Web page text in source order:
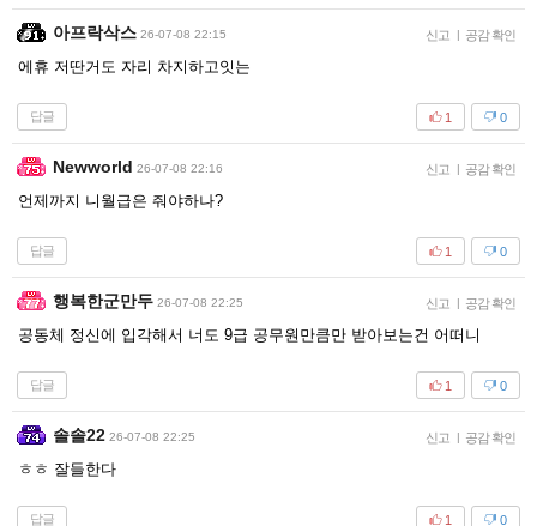
아프락삭스 26-07-08 22:15 신고 | 공감 확인
에휴 저딴거도 자리 차지하고잇는
답글 0
1
Newworld 26-07-08 22:16 신고 | 공감 확인
언제까지 니월급은 줘야하나?
답글 0
1
행복한군만두 26-07-08 22:25 신고 | 공감 확인
공동체 정신에 입각해서 너도 9급 공무원만큼만 받아보는건 어떠니
답글 0
1
솔솔22 26-07-08 22:25 신고 | 공감 확인
ㅎㅎ 잘들한다
답글 0
1